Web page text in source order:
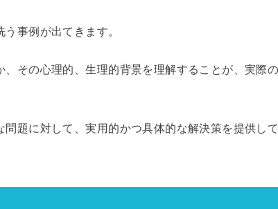
事例が出てきます。
その心理的、生理的背景を理解することが、実際
題に対して、実用的かつ具体的な解決策を提供し